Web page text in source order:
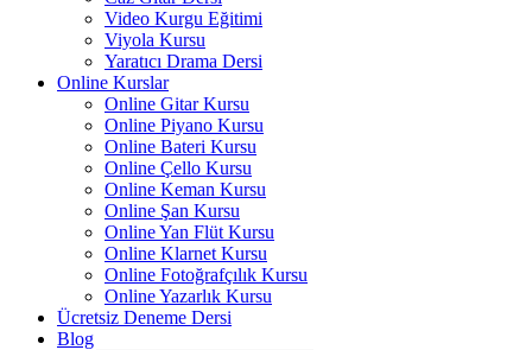
Video Kurgu Eğitimi
Viyola Kursu
Yaratıcı Drama Dersi
Online Kurslar
Online Gitar Kursu
Online Piyano Kursu
Online Bateri Kursu
Online Çello Kursu
Online Keman Kursu
Online Şan Kursu
Online Yan Flüt Kursu
Online Klarnet Kursu
Online Fotoğrafçılık Kursu
Online Yazarlık Kursu
Ücretsiz Deneme Dersi
Blog